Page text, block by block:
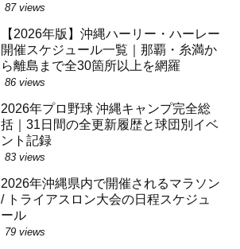
87 views
【2026年版】沖縄ハーリー・ハーレー
開催スケジュール一覧｜那覇・糸満か
ら離島まで全30箇所以上を網羅
86 views
2026年プロ野球 沖縄キャンプ完全総
括｜31日間の全更新履歴と球団別イベ
ント記録
83 views
2026年沖縄県内で開催されるマラソン
/ トライアスロン大会の日程スケジュ
ール
79 views